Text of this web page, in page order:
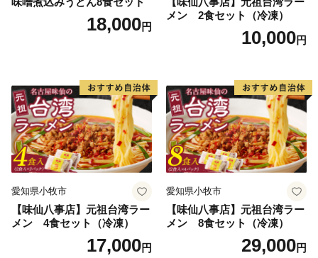
18,000円
メン 2食セット（冷凍）
10,000円
愛知県小牧市
【味仙八事店】元祖台湾ラー
メン 4食セット（冷凍）
17,000円
愛知県小牧市
【味仙八事店】元祖台湾ラー
メン 8食セット（冷凍）
29,000円